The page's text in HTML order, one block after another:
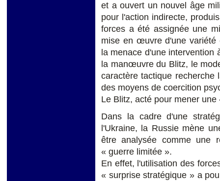
et a ouvert un nouvel âge
pour l'action indirecte,
forces a été assignée une
mise en œuvre d'une variété
la menace d'une
la manœuvre du Blitz, le
caractère tactique recherche
des moyens de coercition
Le Blitz, acté pour mener une
Dans la cadre d'une
l'Ukraine, la Russie mène
être analysée comme une
« guerre limitée ».
En effet, l'utilisation des
« surprise stratégique » a